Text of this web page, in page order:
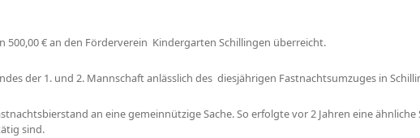
500,00 € an den Förderverein Kindergarten Schillingen überreicht.
der 1. und 2. Mannschaft anlässlich des diesjährigen Fastnachtsumzuges in
an eine gemeinnützige Sache. So erfolgte vor 2 Jahren eine ähnliche
sind.